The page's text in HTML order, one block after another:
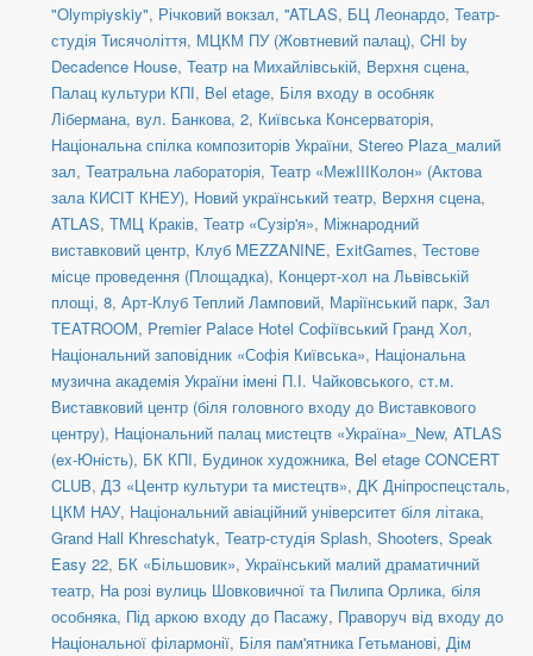
"Olympiyskiy", Річковий вокзал, ''ATLAS, БЦ Леонардо, Театр-
студія Тисячоліття, МЦКМ ПУ (Жовтневий палац), CHI by
Decadence House, Театр на Михайлівській, Верхня сцена,
Палац культури КПІ, Bel etage, Біля входу в особняк
Лібермана, вул. Банкова, 2, Київська Консерваторія,
Національна спілка композиторів України, Stereo Plaza_малий
зал, Театральна лабораторія, Театр «МежIIIКолон» (Актова
зала КИСІТ КНЕУ), Новий український театр, Верхня сцена,
ATLAS, ТМЦ Краків, Театр «Сузір'я», Міжнародний
виставковий центр, Клуб MEZZANINE, ExitGames, Тестове
місце проведення (Площадка), Концерт-хол на Львівській
площі, 8, Арт-Клуб Теплий Ламповий, Маріїнський парк, Зал
TEATROOM, Premier Palace Hotel Софіївський Гранд Хол,
Національний заповідник «Софія Київська», Національна
музична академія України імені П.І. Чайковського, ст.м.
Виставковий центр (біля головного входу до Виставкового
центру), Національний палац мистецтв «Україна»_New, ATLAS
(ex-Юність), БК КПІ, Будинок художника, Bel etage CONCERT
CLUB, ДЗ «Центр культури та мистецтв», ДK Дніпроспецсталь,
ЦКМ НАУ, Національний авіаційний університет біля літака,
Grand Hall Khreschatyk, Театр-студія Splash, Shooters, Speak
Easy 22, БК «Більшовик», Український малий драматичний
театр, На розі вулиць Шовковичної та Пилипа Орлика, біля
особняка, Під аркою входу до Пасажу, Праворуч від входу до
Національної філармонії, Біля пам'ятника Гетьманові, Дім